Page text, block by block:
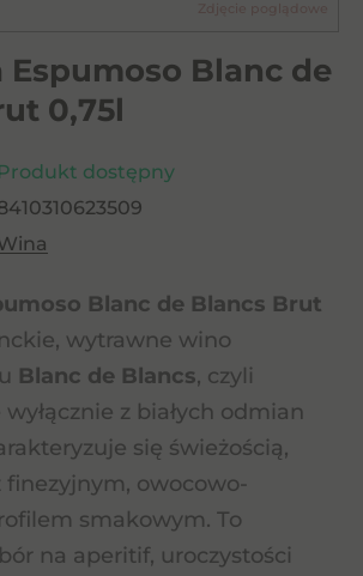
Espumoso Blanc de
0,75l
Produkt dostępny
Blanc de Blancs Brut
wytrawne wino
Blanc de Blancs, czyli
z białych odmian
się świeżością,
finezyjnym, owocowo-
smakowym. To
na aperitif, uroczystości